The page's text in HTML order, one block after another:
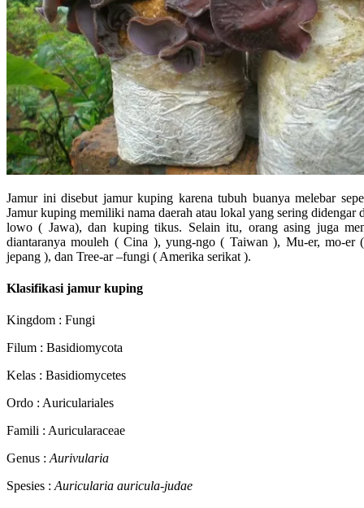
Jamur ini disebut jamur kuping karena tubuh buanya melebar
Jamur kuping memiliki nama daerah atau lokal yang sering didengar
lowo ( Jawa), dan kuping tikus. Selain itu, orang asing juga
diantaranya mouleh ( Cina ), yung-ngo ( Taiwan ), Mu-er, mo-er
jepang ), dan Tree-ar –fungi ( Amerika serikat ).
Klasifikasi jamur kuping
Kingdom : Fungi
Filum : Basidiomycota
Kelas : Basidiomycetes
Ordo : Auriculariales
Famili : Auricularaceae
Genus : Aurivularia
Spesies : Auricularia auricula-judae